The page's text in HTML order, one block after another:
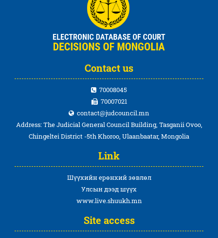
Contact us
70008045
70007021
contact@judcouncil.mn
Address: The Judicial General Council Building, Tasganii Ovoo,
Chingeltei District -5th Khoroo, Ulaanbaatar, Mongolia
Link
Шүүхийн ерөнхий зөвлөл
Улсын дээд шүүх
www.live.shuukh.mn
Site access